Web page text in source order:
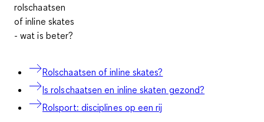
rolschaatsen
of inline skates
- wat is beter?
Rolschaatsen of inline skates?
Is rolschaatsen en inline skaten gezond?
Rolsport: disciplines op een rij